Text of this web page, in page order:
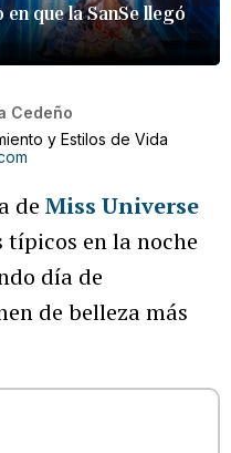
que la SanSe llegó
Cedeño
y Estilos de Vida
de Miss Universe
en la noche
día de
de belleza más